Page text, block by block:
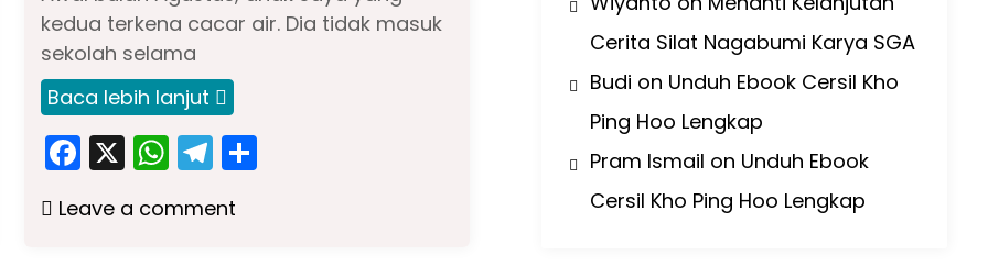
kedua terkena cacar air. Dia tidak masuk
sekolah selama
Baca lebih lanjut
F
a
c
X W
h
a
T
el
e
Leave a comment
Cerita Silat Nagabumi Karya SGA
Budi on Unduh Ebook Cersil Kho
Ping Hoo Lengkap
Pram Ismail on Unduh Ebook
Cersil Kho Ping Hoo Lengkap